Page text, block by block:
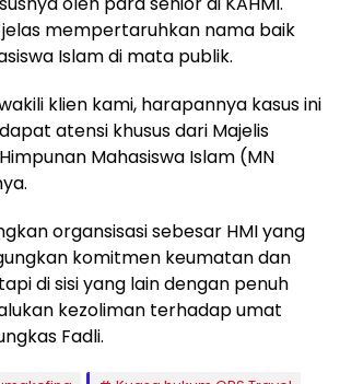
jelas mempertaruhkan nama baik
Islam di mata publik.
klien kami, harapannya kasus ini
atensi khusus dari Majelis
Mahasiswa Islam (MN
organsisasi sebesar HMI yang
komitmen keumatan dan
di sisi yang lain dengan penuh
kezoliman terhadap umat
Fadli.